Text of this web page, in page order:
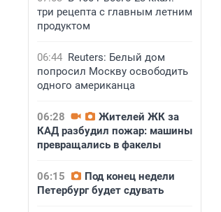
три рецепта с главным летним
продуктом
06:44 Reuters: Белый дом
попросил Москву освободить
одного американца
06:28
Жителей ЖК за
КАД разбудил пожар: машины
превращались в факелы
06:15
Под конец недели
Петербург будет сдувать